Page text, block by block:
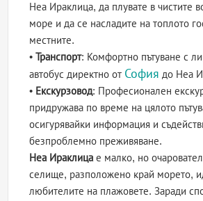
Неа Ираклица, да плувате в чистите
море и да се насладите на топлото
местните.
•Транспорт: Комфортно пътуване с
автобус директно от София до Неа
• Екскурзовод: Професионален
придружава по време на цялото
осигурявайки информация и
безпроблемно преживяване.
Неа Ираклица е малко, но
селище, разположено край морето,
любителите на плажовете. Заради